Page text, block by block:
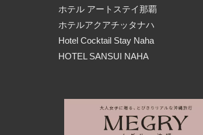
ホテル アートステイ那覇
ホテルアクアチッタナハ
Hotel Cocktail Stay Naha
HOTEL SANSUI NAHA